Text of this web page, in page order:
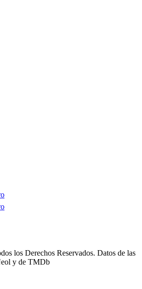
los Derechos Reservados. Datos de las
y de TMDb